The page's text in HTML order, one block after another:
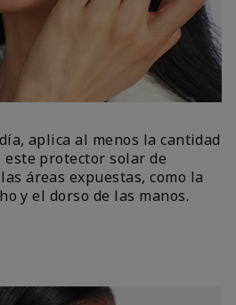
aplica al menos la cantidad
este protector solar de
áreas expuestas, como la
y el dorso de las manos.